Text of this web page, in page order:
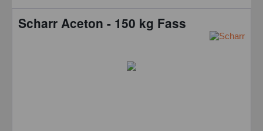
Scharr Aceton - 150 kg Fass